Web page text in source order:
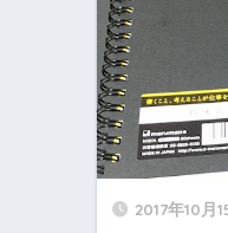
2017年10月